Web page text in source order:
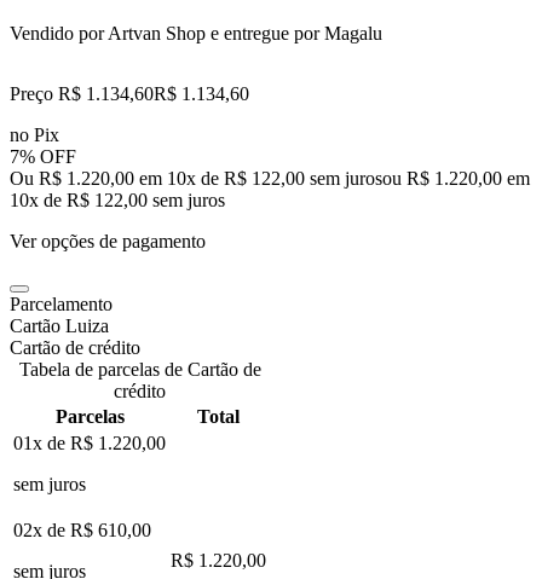
Vendido porArtvan Shop e entregue por Magalu
Preço R$ 1.134,60R$ 1.134,60
no Pix
7% OFF
Ou R$ 1.220,00 em 10x de R$ 122,00 sem jurosou R$ 1.220,00 em
10x de R$ 122,00 sem juros
Ver opções de pagamento
Parcelamento
Cartão Luiza
Cartão de crédito
Tabela de parcelas de Cartão de
crédito
Parcelas
Total
01x de R$ 1.220,00
sem juros
02x de R$ 610,00
sem juros
R$ 1.220,00